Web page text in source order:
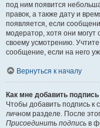
под ним появится
правок, а также дату и
появляется, если
модератор, хотя они
своему усмотрению.
сообщение, если на него
Вернуться к началу
Как мне добавить
Чтобы добавить подпись
личном разделе. После
Присоединить подпись в